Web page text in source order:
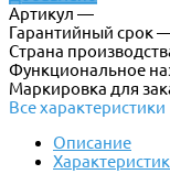
Артикул —
Гарантийный срок
Страна
Функциональное
Маркировка для
Все характеристики
Описание